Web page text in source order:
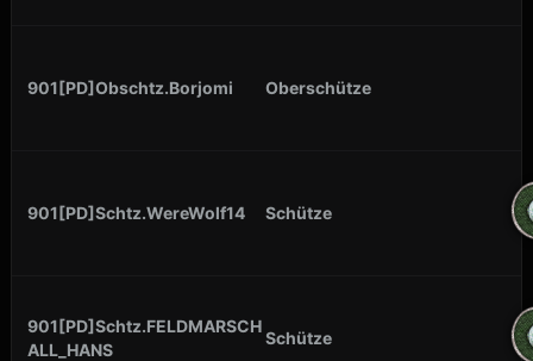
901[PD]Obschtz.Borjomi Oberschütze
901[PD]Schtz.WereWolf14 Schütze
901[PD]Schtz.FELDMARSCH
ALL_HANS
Schütze